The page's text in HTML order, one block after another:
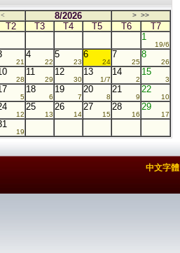
< 8/2026 > >>
T2 T3 T4 T5 T6
T7
1
19/6
21
4
22
5
23
6
24
7
25
8
26
28
11
29
12
30
13
1/7
14
2
15
3
5
18
6
19
7
20
8
21
9
22
10
12
25
13
26
14
27
15
28
16
29
17
19
中文字體